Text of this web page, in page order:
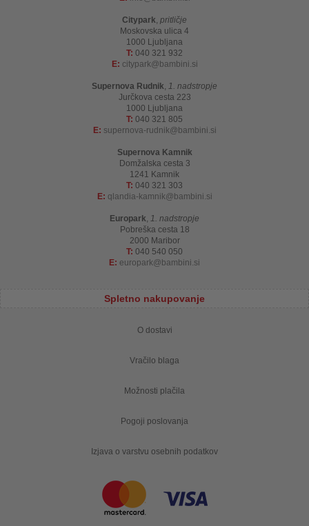
Citypark, pritličje
Moskovska ulica 4
1000 Ljubljana
T: 040 321 932
E: citypark bambini.si
Supernova Rudnik, 1. nadstropje
Jurčkova cesta 223
1000 Ljubljana
T: 040 321 805
E: supernova-rudnik bambini.si
Supernova Kamnik
Domžalska cesta 3
1241 Kamnik
T: 040 321 303
E: qlandia-kamnik bambini.si
Europark, 1. nadstropje
Pobreška cesta 18
2000 Maribor
T: 040 540 050
E: europark bambini.si
Spletno nakupovanje
O dostavi
Vračilo blaga
Možnosti plačila
Pogoji poslovanja
Izjava o varstvu osebnih podatkov